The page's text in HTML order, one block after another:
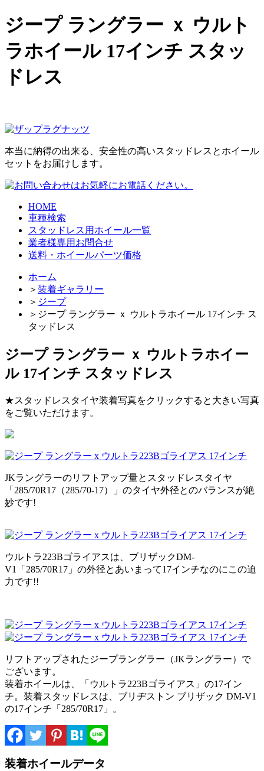
ジープ ラングラー ｘ ウルト
ラホイール 17インチ スタッ
ドレス
本当に納得の出来る、安全性の高いスタッドレスとホイール
セットをお届けします。
HOME
車種検索
スタッドレス用ホイール一覧
業者様専用お問合せ
送料・ホイールパーツ価格
ホーム
＞ 装着ギャラリー
＞ ジープ
＞ ジープ ラングラー ｘ ウルトラホイール 17インチ ス
タッドレス
ジープ ラングラー ｘ ウルトラホイー
ル 17インチ スタッドレス
★スタッドレスタイヤ装着写真をクリックすると大きい写真
をご覧いただけます。
JKラングラーのリフトアップ量とスタッドレスタイヤ
「285/70R17（285/70-17）」のタイヤ外径とのバランスが絶
妙です!
ウルトラ223Bゴライアスは、ブリザックDM-
V1「285/70R17」の外径とあいまって17インチなのにこの迫
力です!!
リフトアップされたジープラングラー（JKラングラー）で
ございます。
装着ホイールは、「ウルトラ223Bゴライアス」の17イン
チ。装着スタッドレスは、ブリヂストン ブリザック DM-V1
の17インチ「285/70R17」。
装着ホイールデータ